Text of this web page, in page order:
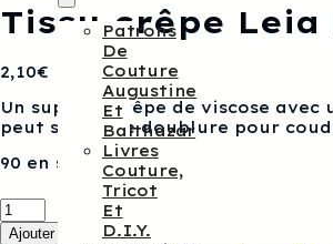
Patrons
De
Couture
Augustine
Et
Balthazar
Livres
Couture,
Tricot
Et
D.I.Y.
Tissu crêpe
2,10€
Un superbe crêpe de viscose
peut servir de doublure pour
90 en stock
quantité
de
Tissu
Ajouter au panier